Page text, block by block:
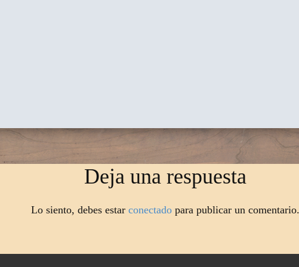
Deja una respuesta
Lo siento, debes estar conectado para publicar un comentario.